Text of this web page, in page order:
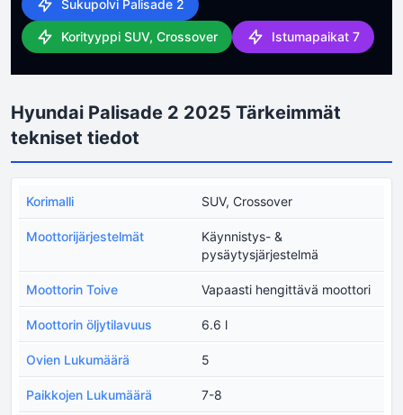
Sukupolvi Palisade 2
Korityyppi SUV, Crossover Istumapaikat 7
Hyundai Palisade 2 2025 Tärkeimmät
tekniset tiedot
Korimalli SUV, Crossover
Moottorijärjestelmät
Käynnistys- &
pysäytysjärjestelmä
Moottorin Toive Vapaasti hengittävä moottori
Moottorin öljytilavuus 6.6 l
Ovien Lukumäärä 5
Paikkojen Lukumäärä 7-8